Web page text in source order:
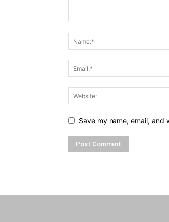
Save my name, email, and